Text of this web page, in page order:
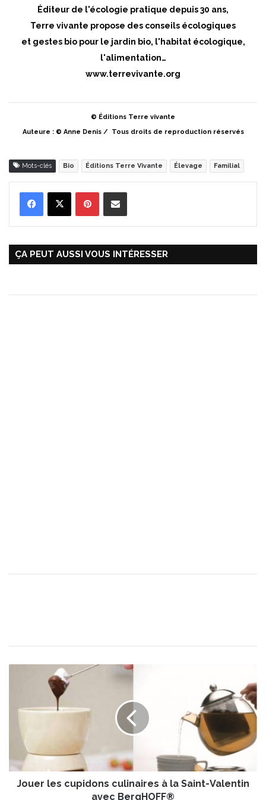
Éditeur de l'écologie pratique depuis 30 ans,
Terre vivante propose des conseils écologiques
et gestes bio pour le jardin bio, l'habitat écologique,
l'alimentation…
www.terrevivante.org
© Éditions Terre vivante
Auteure : © Anne Denis / Tous droits de reproduction réservés
Mots-clés Bio Éditions Terre Vivante Élevage Familial
ÇA PEUT AUSSI VOUS INTÉRESSER
c
Jouer les cupidons culinaires à la Saint-Valentin
avec BergHOFF®